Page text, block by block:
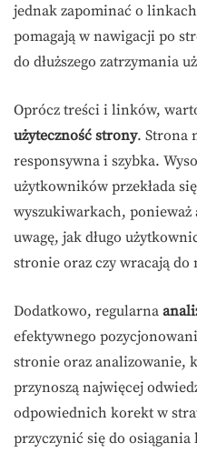
jednak zapominać o
pomagają w nawigacji po
do dłuższego zatrzymania
Oprócz treści i linków,
użyteczność strony. Strona
responsywna i szybka.
użytkowników przekłada
wyszukiwarkach,
uwagę, jak długo
stronie oraz czy wracają do
Dodatkowo, regularna
efektywnego
stronie oraz analizowanie,
przynoszą najwięcej
odpowiednich korekt w
przyczynić się do osiągania